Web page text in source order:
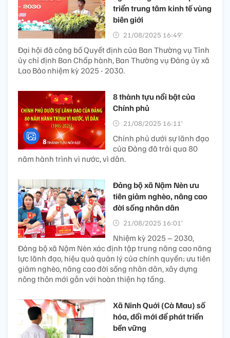
triển trung tâm kinh tế vùng
biên giới
21/08/2025 16:49’
Đại hội đã công bố Quyết định của Ban Thường vụ Tỉnh
ủy chỉ định Ban Chấp hành, Ban Thường vụ Đảng ủy xã
Lao Bảo nhiệm kỳ 2025 - 2030.
8 thành tựu nổi bật của
Chính phủ
21/08/2025 16:11’
Chính phủ dưới sự lãnh đạo
của Đảng đã trải qua 80
năm hành trình vì nước, vì dân.
Đảng bộ xã Nậm Nèn ưu
tiên giảm nghèo, nâng cao
đời sống nhân dân
21/08/2025 16:01’
Nhiệm kỳ 2025 – 2030,
Đảng bộ xã Nậm Nèn xác định tập trung nâng cao năng
lực lãnh đạo, hiệu quả quản lý của chính quyền; ưu tiên
giảm nghèo, nâng cao đời sống nhân dân, xây dựng
nông thôn mới gắn với hoàn thiện hạ tầng.
Xã Ninh Quới (Cà Mau) số
hóa, đổi mới để phát triển
bền vững